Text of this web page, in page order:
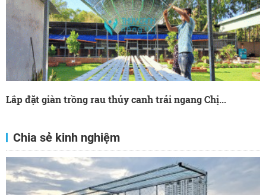
Lắp đặt giàn trồng rau thủy canh trải ngang Chị...
Chia sẻ kinh nghiệm